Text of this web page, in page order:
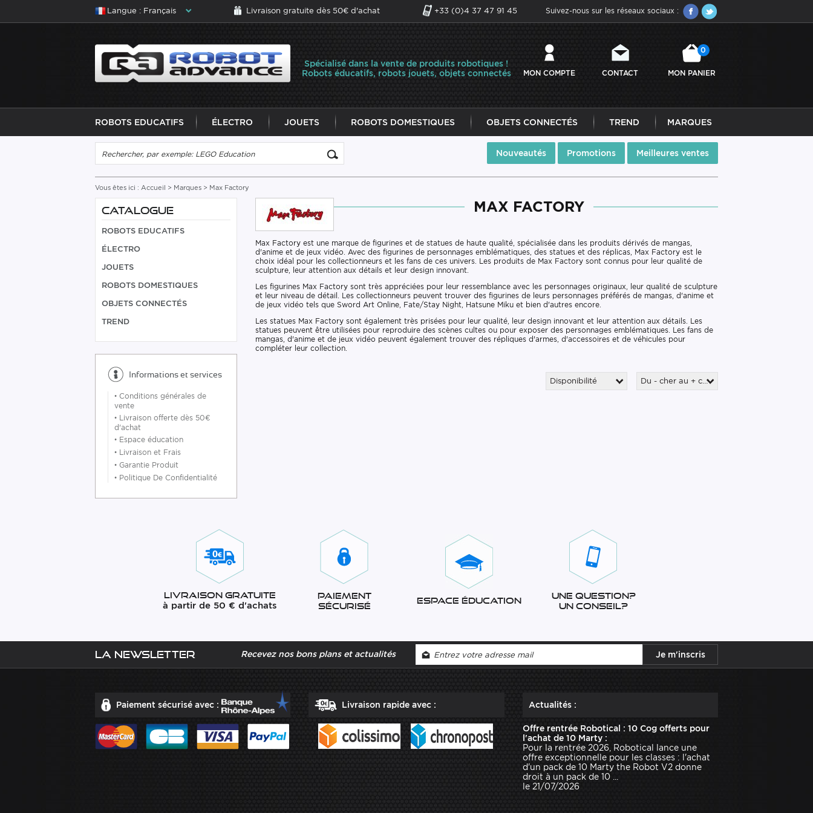
Langue : Français Livraison gratuite dès 50€ d'achat +33 (0)4 37 47 91 45 Suivez-nous sur les réseaux sociaux :
Spécialisé dans la vente de produits robotiques !
Robots éducatifs, robots jouets, objets connectés
MON COMPTE CONTACT MON PANIER
0
ROBOTS EDUCATIFS ÉLECTRO JOUETS ROBOTS DOMESTIQUES OBJETS CONNECTÉS TREND MARQUES
Nouveautés Promotions Meilleures ventes
Vous êtes ici : Accueil > Marques > Max Factory
CATALOGUE
ROBOTS EDUCATIFS
ÉLECTRO
JOUETS
ROBOTS DOMESTIQUES
OBJETS CONNECTÉS
TREND
Informations et services
• Conditions générales de
vente
• Livraison offerte dès 50€
d'achat
• Espace éducation
• Livraison et Frais
• Garantie Produit
• Politique De Confidentialité
MAX FACTORY
Max Factory est une marque de figurines et de statues de haute qualité, spécialisée dans les produits dérivés de mangas,
d'anime et de jeux vidéo. Avec des figurines de personnages emblématiques, des statues et des réplicas, Max Factory est le
choix idéal pour les collectionneurs et les fans de ces univers. Les produits de Max Factory sont connus pour leur qualité de
sculpture, leur attention aux détails et leur design innovant.
Les figurines Max Factory sont très appréciées pour leur ressemblance avec les personnages originaux, leur qualité de sculpture
et leur niveau de détail. Les collectionneurs peuvent trouver des figurines de leurs personnages préférés de mangas, d'anime et
de jeux vidéo tels que Sword Art Online, Fate/Stay Night, Hatsune Miku et bien d'autres encore.
Les statues Max Factory sont également très prisées pour leur qualité, leur design innovant et leur attention aux détails. Les
statues peuvent être utilisées pour reproduire des scènes cultes ou pour exposer des personnages emblématiques. Les fans de
mangas, d'anime et de jeux vidéo peuvent également trouver des répliques d'armes, d'accessoires et de véhicules pour
compléter leur collection.
Disponibilité Du - cher au + cher
Livraison gratuite
à partir de 50 € d'achats
Paiement
sécurisé
Espace éducation
Une question?
Un conseil?
La newsletter Recevez nos bons plans et actualités
Paiement sécurisé avec : Livraison rapide avec : Actualités :
Offre rentrée Robotical : 10 Cog offerts pour
l'achat de 10 Marty :
Pour la rentrée 2026, Robotical lance une
offre exceptionnelle pour les classes : l'achat
d'un pack de 10 Marty the Robot V2 donne
droit à un pack de 10 ...
le 21/07/2026